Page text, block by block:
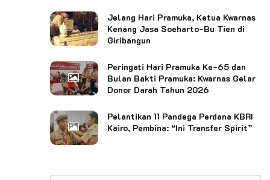
Jelang Hari Pramuka, Ketua Kwarnas
Kenang Jasa Soeharto-Bu Tien di
Giribangun
Peringati Hari Pramuka Ke-65 dan
Bulan Bakti Pramuka: Kwarnas Gelar
Donor Darah Tahun 2026
Pelantikan 11 Pandega Perdana KBRI
Kairo, Pembina: “Ini Transfer Spirit”